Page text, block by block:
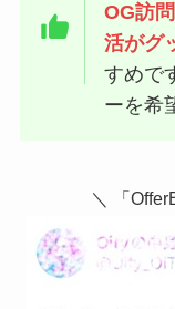
OG訪
活がグ
すめで
ーを希
＼ 「